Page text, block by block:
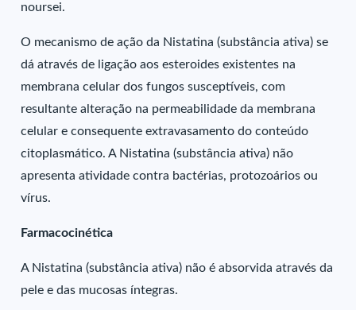
noursei.
O mecanismo de ação da Nistatina (substância ativa) se
dá através de ligação aos esteroides existentes na
membrana celular dos fungos susceptíveis, com
resultante alteração na permeabilidade da membrana
celular e consequente extravasamento do conteúdo
citoplasmático. A Nistatina (substância ativa) não
apresenta atividade contra bactérias, protozoários ou
vírus.
Farmacocinética
A Nistatina (substância ativa) não é absorvida através da
pele e das mucosas íntegras.